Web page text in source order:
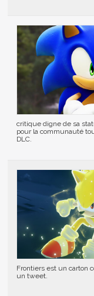
critique digne de sa
pour la communauté
DLC.
Frontiers est un carton
un tweet.